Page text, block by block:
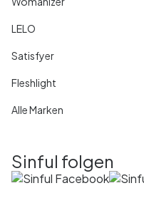
LELO
Satisfyer
Fleshlight
Alle Marken
Sinful folgen